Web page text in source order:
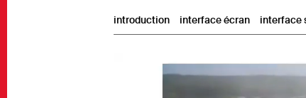
introduction interface écran interface